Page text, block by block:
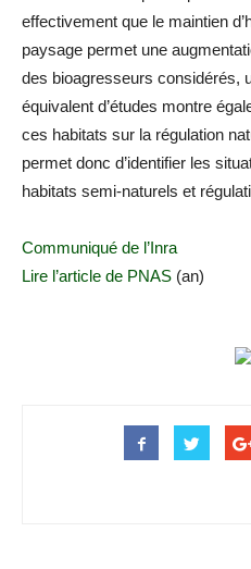
effectivement que le maintien
paysage permet une
des bioagresseurs considérés,
équivalent d’études montre
ces habitats sur la régulation
permet donc d’identifier les
habitats semi-naturels et
Communiqué de l’Inra
Lire l’article de PNAS (an)